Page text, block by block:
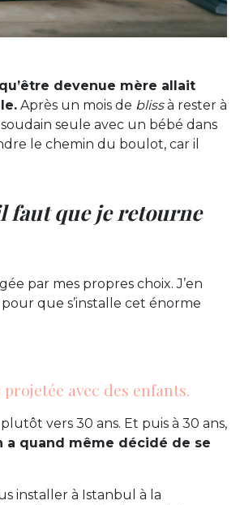
devenue mère allait
Après un mois de blissà rester à
seule avec un bébé dans
le chemin du boulot, car il
faut que je retourne
par mes propres choix. J’en
que s’installe cet énorme
avec des enfants.
plutôt vers 30 ans. Et puis à 30 ans,
a quand même décidé de se
installer à Istanbul à la